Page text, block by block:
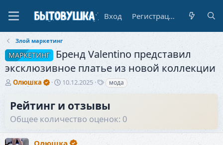
Вход Регистрация
Злой маркетинг
МАРКЕТИНГ
Бренд Valentino представил
эксклюзивное платье из новой коллекции
А
о
р
е
Олюшка
Д
а
н
ч
10.12.2025
Т
и
мода
Рейтинг и отзывы
Общее количество оценок: 0
Олюшка